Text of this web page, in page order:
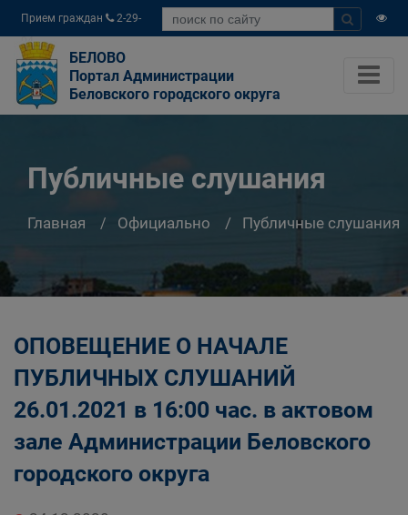
Прием граждан
2-29-
04
БЕЛОВО
Портал Администрации
Беловского городского округа
Публичные слушания
Главная Официально Публичные слушания
ОПОВЕЩЕНИЕ О НАЧАЛЕ
ПУБЛИЧНЫХ СЛУШАНИЙ
26.01.2021 в 16:00 час. в актовом
зале Администрации Беловского
городского округа